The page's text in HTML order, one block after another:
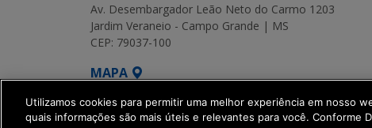
Av. Desembargador Leão Neto do Carmo 1203
Jardim Veraneio - Campo Grande | MS
CEP: 79037-100
MAPA
SETDIG | Secretaria-Executiva de Transformação Digital
Utilizamos cookies para permitir uma melhor experiência em nosso
quais informações são mais úteis e relevantes para você. Conforme